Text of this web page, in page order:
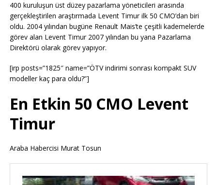
400 kuruluşun üst düzey pazarlama yöneticileri arasında
gerçekleştirilen araştırmada Levent Timur ilk 50 CMO’dan biri
oldu. 2004 yılından bugüne Renault Mais’te çeşitli kademelerde
görev alan Levent Timur 2007 yılından bu yana Pazarlama
Direktörü olarak görev yapıyor.
[irp posts=”1825″ name=”ÖTV indirimi sonrası kompakt SUV
modeller kaç para oldu?”]
En Etkin 50 CMO Levent
Timur
Araba Habercisi Murat Tosun